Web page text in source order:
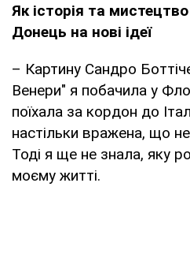
Як історія та
Донець на нові ідеї
– Картину Сандро
Венери" я побачила у
поїхала за кордон до
настільки вражена, що
Тоді я ще не знала, яку
моєму житті.